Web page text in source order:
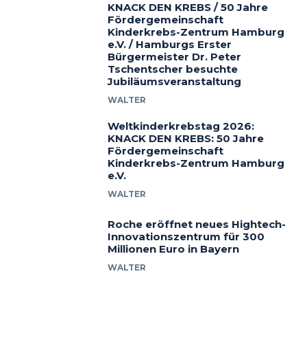
KNACK DEN KREBS / 50 Jahre
Fördergemeinschaft
Kinderkrebs-Zentrum Hamburg
e.V. / Hamburgs Erster
Bürgermeister Dr. Peter
Tschentscher besuchte
Jubiläumsveranstaltung
WALTER
Weltkinderkrebstag 2026:
KNACK DEN KREBS: 50 Jahre
Fördergemeinschaft
Kinderkrebs-Zentrum Hamburg
e.V.
WALTER
Roche eröffnet neues Hightech-
Innovationszentrum für 300
Millionen Euro in Bayern
WALTER